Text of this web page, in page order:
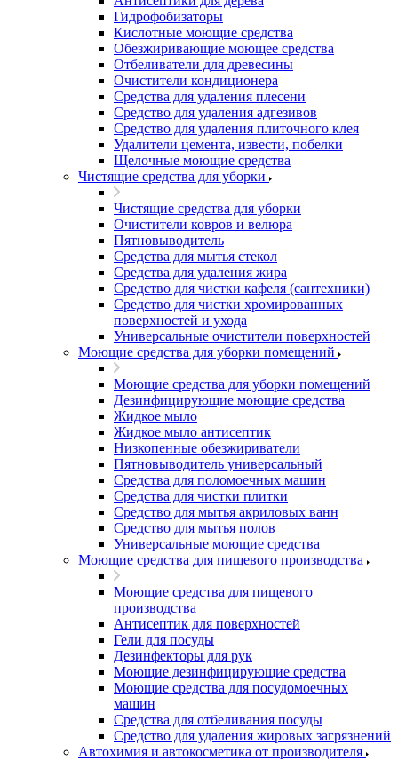
Гидрофобизаторы
Кислотные моющие средства
Обезжиривающие моющее средства
Отбеливатели для древесины
Очистители кондиционера
Средства для удаления плесени
Средство для удаления адгезивов
Средство для удаления плиточного клея
Удалители цемента, извести, побелки
Щелочные моющие средства
Чистящие средства для уборки
Чистящие средства для уборки
Очистители ковров и велюра
Пятновыводитель
Средства для мытья стекол
Средства для удаления жира
Средство для чистки кафеля (сантехники)
Средство для чистки хромированных
поверхностей и ухода
Универсальные очистители поверхностей
Моющие средства для уборки помещений
Моющие средства для уборки помещений
Дезинфицирующие моющие средства
Жидкое мыло
Жидкое мыло антисептик
Низкопенные обезжириватели
Пятновыводитель универсальный
Средства для поломоечных машин
Средства для чистки плитки
Средство для мытья акриловых ванн
Средство для мытья полов
Универсальные моющие средства
Моющие средства для пищевого производства
Моющие средства для пищевого
производства
Антисептик для поверхностей
Гели для посуды
Дезинфекторы для рук
Моющие дезинфицирующие средства
Моющие средства для посудомоечных
машин
Средства для отбеливания посуды
Средство для удаления жировых загрязнений
Автохимия и автокосметика от производителя